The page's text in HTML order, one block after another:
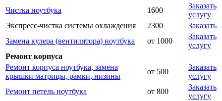
Чистка ноутбука
1600
Заказать
услугу
Экспресс-чистка системы охлаждения
2300
Заказать
Замена кулера (вентилятора) ноутбука
от 1000
Заказать
услугу
Ремонт корпуса
Ремонт корпуса ноутбука, замена
крышки матрицы, рамки, низины
от 500
Заказать
услугу
Ремонт петель ноутбука
от 800
Заказать
услугу